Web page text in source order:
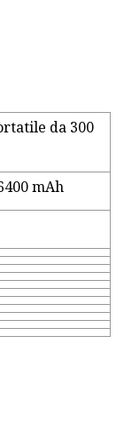
da 300
mAh